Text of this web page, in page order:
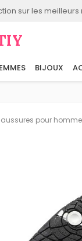
sur les
BIJOUX
pour